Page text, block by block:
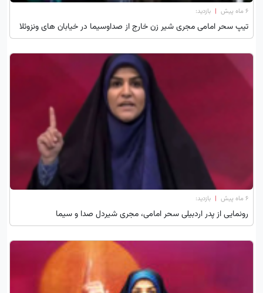
۶ ماه پیش | بازدید:
تیپ سحر امامی مجری شیر زن خارج از صداوسیما در خیابان های ونزوئلا
۶ ماه پیش | بازدید:
رونمایی از پدر اردبیلی سحر امامی، مجری شیردل صدا و سیما